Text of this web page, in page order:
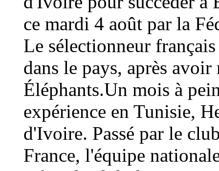
ce mardi 4 août par la
Le sélectionneur
dans le pays, après
Éléphants.Un mois à
expérience en Tunisie,
d'Ivoire. Passé par le
France, l'équipe